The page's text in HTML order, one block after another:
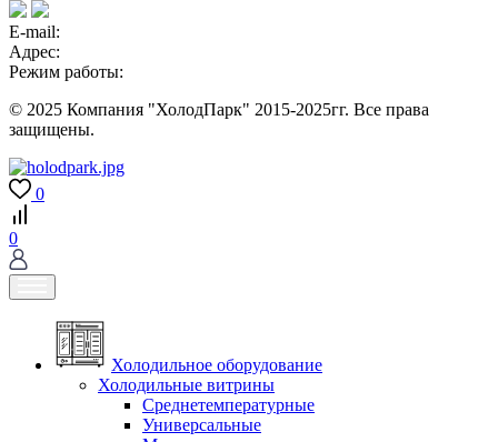
E-mail:
Адрес:
Режим работы:
© 2025 Компания "ХолодПарк" 2015-2025гг. Все права
защищены.
0
0
Холодильное оборудование
Холодильные витрины
Среднетемпературные
Универсальные